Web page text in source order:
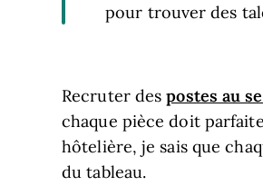
pour trouver des
Recruter despostes au
chaque pièce doit
hôtelière, je sais que
du tableau.